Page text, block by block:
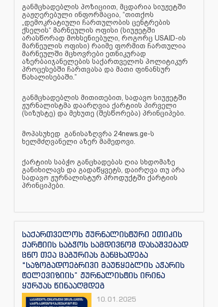
განმცხადებლის პოზიციით, მცდარია სიუჟეტში
გაჟღერებული ინფორმაცია, “თითქოს
„დემოკრატიული ჩართულობის ცენტრების
ქსელის“ მარნეულის ოფისი (სიუჟეტში
არასწორად მოხსენიებული, როგორც USAID-ის
მარნეულის ოფისი) რაიმე ფორმით ჩართულია
მარნეულში მცხოვრები ეთნიკურად
აზერბაიჯანელების საქართველოს პოლიტიკურ
პროცესებში ჩართვასა და მათი ფინანსურ
წახალისებაში.”
განმცხადებლის მითითებით, სადავო სიუჟეტში
ჟურნალისტმა დაარღვია ქარტიის პირველი
(სიზუსტე) და მეხუთე (შესწორება) პრინციპები.
მოპასუხედ განისაზღვრა 24news.ge-ს
ხელმძღვანელი აზერ მამედოვი.
ქარტიის საბჭო განცხადებას ღია სხდომაზე
განიხილავს და გადაწყვეტს, დაირღვა თუ არა
სადავო ჟურნალისტურ პროდუქტში ქარტიის
პრინციპები.
საქართველოს ჟურნალისტური ეთიკის
ქარტიის საბჭოს სამდივნომ დასაშვებად
ცნო თეა ცაგურიას განცხადება
“საზოგადოებრივი მაუწყებლის აჭარის
ტელევიზიის” ჟურნალისტის ირინა
ყურუას წინააღმდეგ
10.01.2025